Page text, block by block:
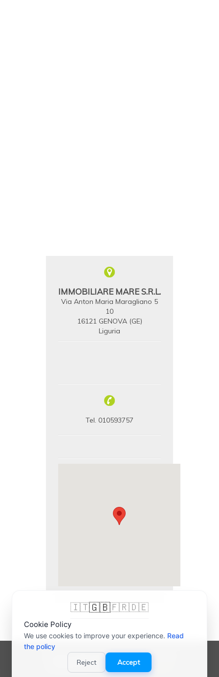
IMMOBILIARE MARE S.R.L.
Via Anton Maria Maragliano 5
10
16121 GENOVA (GE)
Liguria
Tel. 010593757
© 2007-2026 bigliettidavisitare® | P.IVA
03989000165 | Credits-Privacy Policy
🇮🇹🇬🇧🇫🇷🇩🇪
Cookie Policy
We use cookies to improve your experience. Read
the policy
Reject Accept